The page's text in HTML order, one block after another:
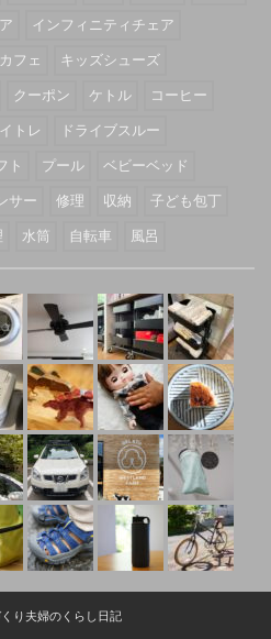
インフィニティチェア
カフェ
キッズシューズ
クーポン ケトル
コーヒー
トレ
ドライブスルー
ト プール
ベビーベッド
サー 修理 収納
子ども包丁
水筒 自転車 風呂
くり夫婦のくらし日記